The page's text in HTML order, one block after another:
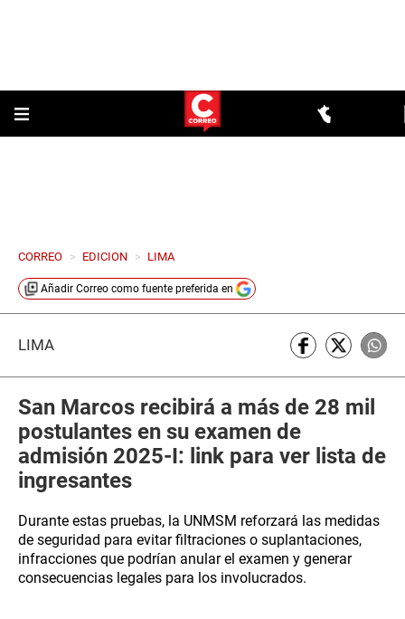
CORREO > EDICION > LIMA
Añadir Correo como fuente preferida en
LIMA
San Marcos recibirá a más de 28 mil
postulantes en su examen de
admisión 2025-I: link para ver lista de
ingresantes
Durante estas pruebas, la UNMSM reforzará las medidas
de seguridad para evitar filtraciones o suplantaciones,
infracciones que podrían anular el examen y generar
consecuencias legales para los involucrados.